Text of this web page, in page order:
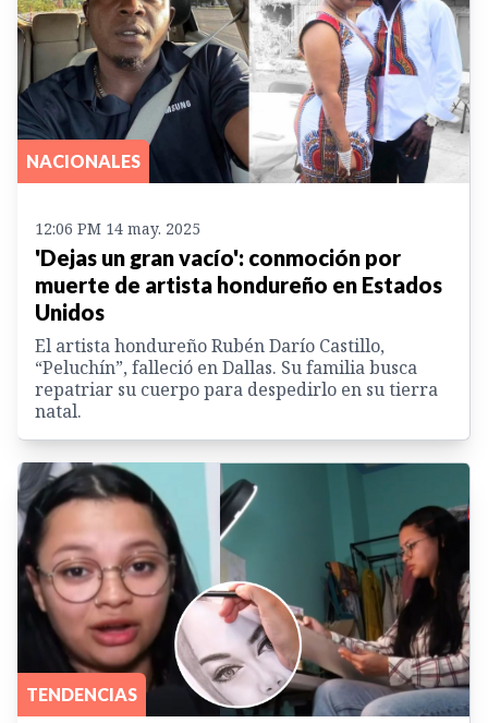
NACIONALES
12:06 PM 14 may. 2025
'Dejas un gran vacío': conmoción por
muerte de artista hondureño en Estados
Unidos
El artista hondureño Rubén Darío Castillo,
“Peluchín”, falleció en Dallas. Su familia busca
repatriar su cuerpo para despedirlo en su tierra
natal.
TENDENCIAS